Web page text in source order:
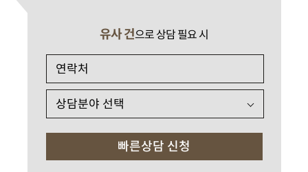
유사 건으로 상담 필요 시